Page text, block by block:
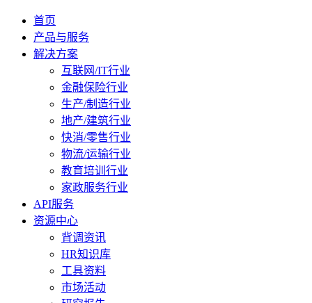
首页
产品与服务
解决方案
互联网/IT行业
金融保险行业
生产/制造行业
地产/建筑行业
快消/零售行业
物流/运输行业
教育培训行业
家政服务行业
API服务
资源中心
背调资讯
HR知识库
工具资料
市场活动